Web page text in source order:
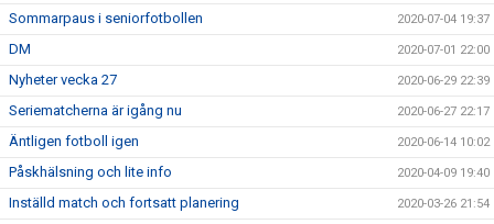
Sommarpaus i seniorfotbollen 2020-07-04 19:37
DM 2020-07-01 22:00
Nyheter vecka 27 2020-06-29 22:39
Seriematcherna är igång nu 2020-06-27 22:17
Äntligen fotboll igen 2020-06-14 10:02
Påskhälsning och lite info 2020-04-09 19:40
Inställd match och fortsatt planering 2020-03-26 21:54